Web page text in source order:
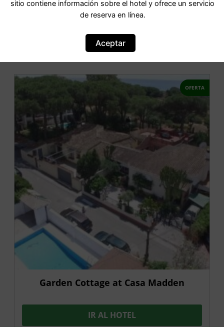
Banús, Marbella
IR AL HOTEL
OFERTA
Garden Cottage at Casa Madden
IR AL HOTEL
sitio contiene información sobre el hotel y ofrece un servicio
de reserva en línea.
Aceptar